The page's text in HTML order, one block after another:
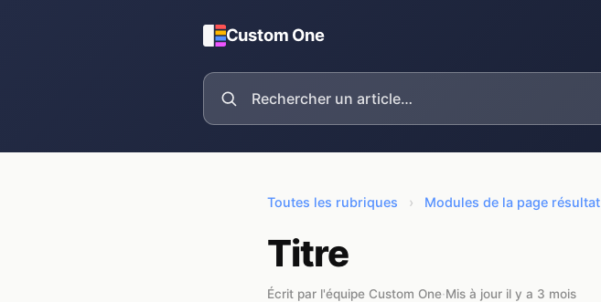
Custom One
Toutes les rubriques › Modules de la page résultat
Titre
Écrit par l'équipe Custom One·Mis à jour il y a 3 mois